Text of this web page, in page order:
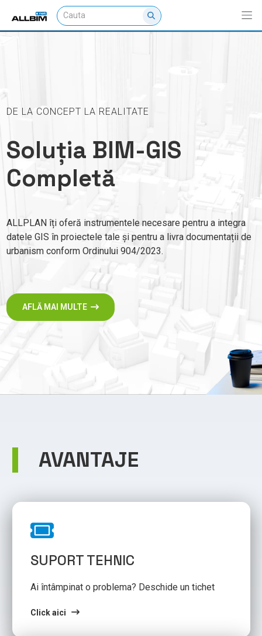
DE LA CONCEPT LA REALITATE
Soluția BIM-GIS
Completă
ALLPLAN îți oferă instrumentele necesare pentru a integra
datele GIS în proiectele tale și pentru a livra documentații de
urbanism conform Ordinului 904/2023.
AFLĂ MAI MULTE
AVANTAJE
SUPORT TEHNIC
Ai întâmpinat o problema? Deschide un tichet
Click aici